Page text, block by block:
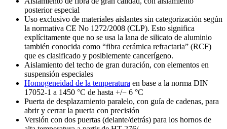
posterior especial
Uso exclusivo de materiales aislantes sin categorización según
la normativa CE No 1272/2008 (CLP). Esto significa
explícitamente que no se usa la lana de silicato de aluminio
también conocida como “fibra cerámica refractaria” (RCF)
que es clasificado y posiblemente cancerígeno.
Aislamiento del techo de gran duración, con elementos en
suspensión especiales
Homogeneidad de la temperatura en base a la norma DIN
17052-1 a 1450 °C de hasta +/− 6 °C
Puerta de desplazamiento paralelo, con guía de cadenas, para
abrir y cerrar la puerta con precisión
Versión con dos puertas (delante/detrás) para los hornos de